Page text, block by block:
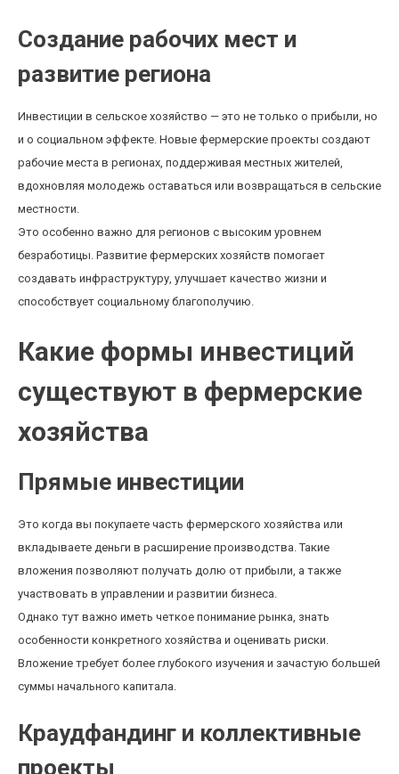
Создание рабочих мест и
развитие региона
Инвестиции в сельское хозяйство — это не только о прибыли, но
и о социальном эффекте. Новые фермерские проекты создают
рабочие места в регионах, поддерживая местных жителей,
вдохновляя молодежь оставаться или возвращаться в сельские
местности.
Это особенно важно для регионов с высоким уровнем
безработицы. Развитие фермерских хозяйств помогает
создавать инфраструктуру, улучшает качество жизни и
способствует социальному благополучию.
Какие формы инвестиций
существуют в фермерские
хозяйства
Прямые инвестиции
Это когда вы покупаете часть фермерского хозяйства или
вкладываете деньги в расширение производства. Такие
вложения позволяют получать долю от прибыли, а также
участвовать в управлении и развитии бизнеса.
Однако тут важно иметь четкое понимание рынка, знать
особенности конкретного хозяйства и оценивать риски.
Вложение требует более глубокого изучения и зачастую большей
суммы начального капитала.
Краудфандинг и коллективные
проекты